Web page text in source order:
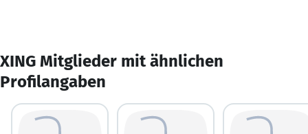
XING Mitglieder mit ähnlichen
Profilangaben